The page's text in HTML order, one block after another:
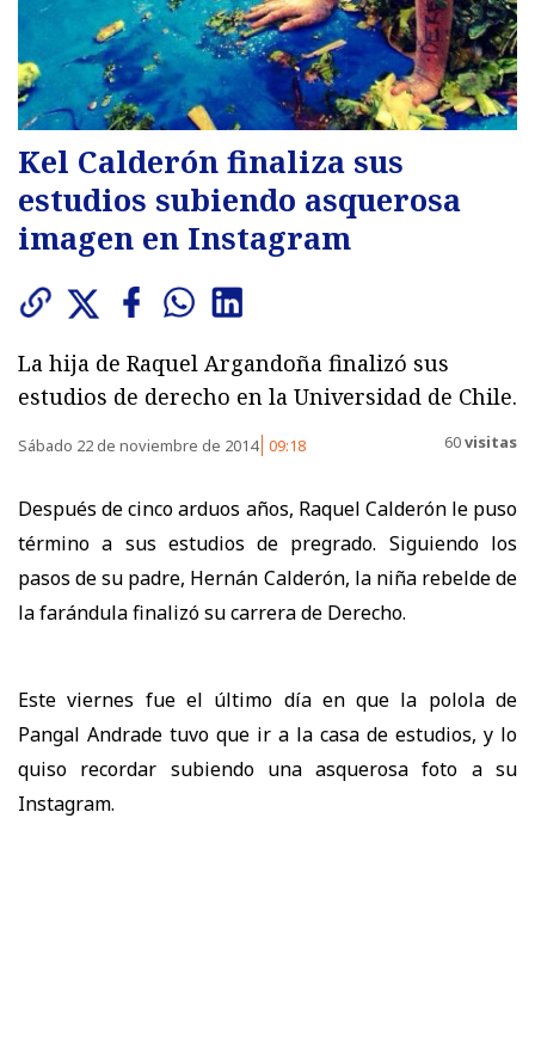
Kel Calderón finaliza sus
estudios subiendo asquerosa
imagen en Instagram
La hija de Raquel Argandoña finalizó sus
estudios de derecho en la Universidad de Chile.
Sábado 22 de noviembre de 2014 09:18 60visitas
Después de cinco arduos años, Raquel Calderón le puso
término a sus estudios de pregrado. Siguiendo los
pasos de su padre, Hernán Calderón, la niña rebelde de
la farándula finalizó su carrera de Derecho.
Este viernes fue el último día en que la polola de
Pangal Andrade tuvo que ir a la casa de estudios, y lo
quiso recordar subiendo una asquerosa foto a su
Instagram.